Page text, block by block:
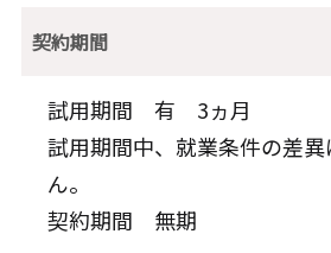
契約期間
試用期間 有 3ヵ月
試用期間中、就業条件の差
ん。
契約期間 無期